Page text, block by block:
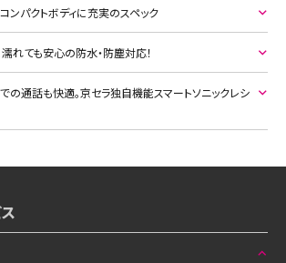
ンパクトボディに充実のスペック
れても安心の防水・防塵対応！
の通話も快適。京セラ独自機能スマートソニックレシ